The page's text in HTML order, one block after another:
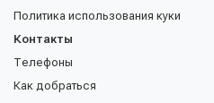
Политика использования куки
Контакты
Телефоны
Как добраться